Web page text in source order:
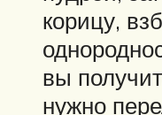
корицу,
вы
нужно